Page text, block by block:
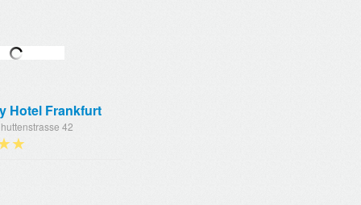
Hotel Frankfurt
42